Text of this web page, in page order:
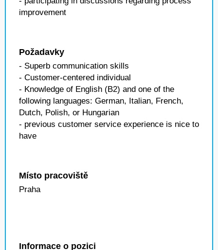
improvement
Požadavky
- Superb communication skills
- Customer-centered individual
- Knowledge of English (B2) and one of the
following languages: German, Italian, French,
Dutch, Polish, or Hungarian
- previous customer service experience is nice to
have
Místo pracoviště
Praha
Informace o pozici